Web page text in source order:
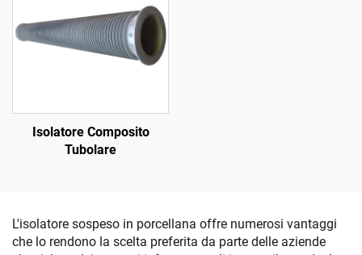
Isolatore Composito
Tubolare
L'isolatore sospeso in porcellana offre numerosi vantaggi
che lo rendono la scelta preferita da parte delle aziende